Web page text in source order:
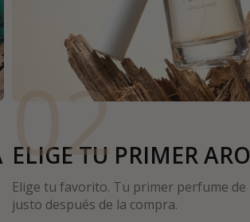
02
ELIGE TU PRIMER
Elige tu favorito. Tu primer perfume de
justo después de la compra.